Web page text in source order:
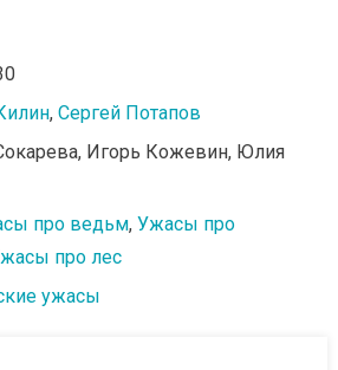
, Сергей Потапов
Игорь Кожевин, Юлия
про ведьм, Ужасы про
про лес
ужасы